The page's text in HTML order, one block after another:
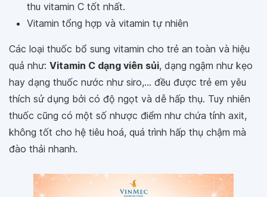
thu vitamin C tốt nhất.
Vitamin tổng hợp và vitamin tự nhiên
Các loại thuốc bổ sung vitamin cho trẻ an toàn và hiệu
quả như: Vitamin C dạng viên sủi, dạng ngậm như kẹo
hay dạng thuốc nước như siro,... đều được trẻ em yêu
thích sử dụng bởi có độ ngọt và dễ hấp thụ. Tuy nhiên
thuốc cũng có một số nhược điểm như chứa tính axit,
không tốt cho hệ tiêu hoá, quá trình hấp thụ chậm mà
đào thải nhanh.